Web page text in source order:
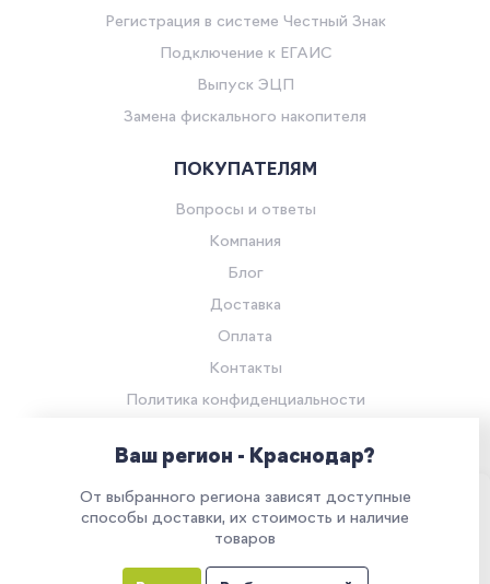
Регистрация в системе Честный Знак
Подключение к ЕГАИС
Выпуск ЭЦП
Замена фискального накопителя
ПОКУПАТЕЛЯМ
Вопросы и ответы
Компания
Блог
Доставка
Оплата
Контакты
Политика конфиденциальности
Все права защищены.
Наш сайт использует куки. Продолжая им
пользоваться, вы соглашаетесь на обработку
персональных данных в соответствии с
Ваш регион - Краснодар?
От выбранного региона зависят доступные
способы доставки, их стоимость и наличие
товаров